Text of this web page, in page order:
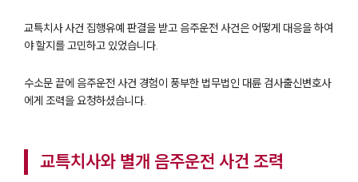
교특치사 사건 집행유예 판결을 받고 음주운전 사건은 어떻게 대응을 하여
야 할지를 고민하고 있었습니다.
수소문 끝에 음주운전 사건 경험이 풍부한 법무법인 대륜 검사출신변호사
에게 조력을 요청하셨습니다.
교특치사와 별개 음주운전 사건 조력